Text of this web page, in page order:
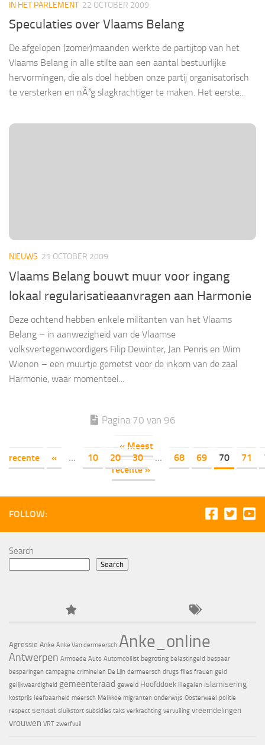
IN HET PARLEMENT 22 OCTOBER 2009
Speculaties over Vlaams Belang
De afgelopen (zomer)maanden werkte de partijtop van het
Vlaams Belang in alle stilte aan een aantal bestuurlijke
hervormingen, die als doel hebben onze partij organisatorisch
te versterken en nÃ³g slagkrachtiger te maken. Het eerste...
NIEUWS 21 OCTOBER 2009
Vlaams Belang bouwt muur voor ingang
lokaal regularisatieaanvragen aan Harmonie
Deze ochtend hebben enkele militanten van het Vlaams
Belang – in aanwezigheid van de Vlaamse
volksvertegenwoordigers Filip Dewinter, Jan Penris en Wim
Wienen – een muurtje gemetst voor de inkom van de zaal
Harmonie, waar momenteel...
Pagina 70 van 96
« Meest
recente
« ... 10 20 30 ... 68 69 70 71
recente »
FOLLOW:
Search
Search
Agressie Anke Anke Van dermeersch Anke_online
Antwerpen Armoede Auto Automobilist begroting belastingeld bespaar
besparingen campagne criminelen De Lijn dermeersch drugs files frauen geld
gelijkwaardigheid gemeenteraad geweld Hoofddoek illegalen islamisering
kostprijs leefbaarheid meersch Melkkoe migranten onderwijs Oosterweel politie
respect senaat sluikstort subsidies taks verkrachting vervuiling vreemdelingen
vrouwen VRT zwerfvuil